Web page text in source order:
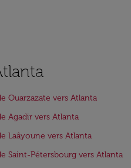
Ouarzazate vers Atlanta
Agadir vers Atlanta
Laâyoune vers Atlanta
Saint-Pétersbourg vers Atlanta